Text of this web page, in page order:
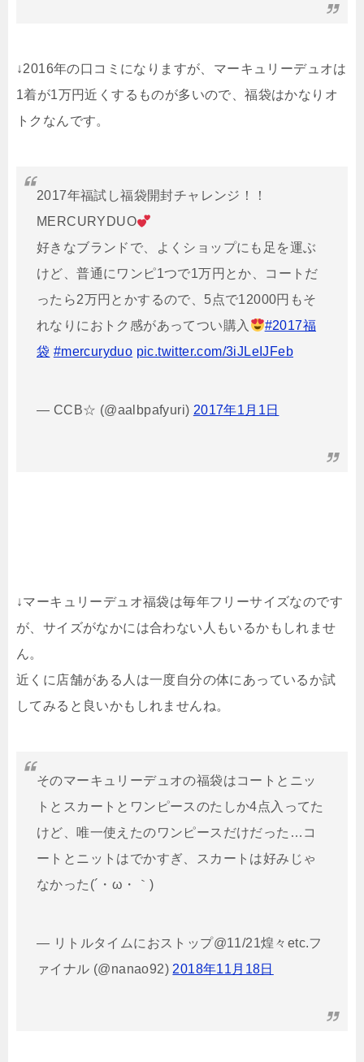
↓2016年の口コミになりますが、マーキュリーデュオは
1着が1万円近くするものが多いので、福袋はかなりオ
トクなんです。
2017年福試し福袋開封チャレンジ！！
MERCURYDUO
好きなブランドで、よくショップにも足を運ぶ
けど、普通にワンピ1つで1万円とか、コートだ
ったら2万円とかするので、5点で12000円もそ
れなりにおトク感があってつい購入
#2017福
袋 #mercuryduo pic.twitter.com/3iJLeIJFeb
— CCB☆ (@aalbpafyuri) 2017年1月1日
↓マーキュリーデュオ福袋は毎年フリーサイズなのです
が、サイズがなかには合わない人もいるかもしれませ
ん。
近くに店舗がある人は一度自分の体にあっているか試
してみると良いかもしれませんね。
そのマーキュリーデュオの福袋はコートとニッ
トとスカートとワンピースのたしか4点入ってた
けど、唯一使えたのワンピースだけだった…コ
ートとニットはでかすぎ、スカートは好みじゃ
なかった(´・ω・｀)
— リトルタイムにおストップ@11/21煌々etc.フ
ァイナル (@nanao92) 2018年11月18日